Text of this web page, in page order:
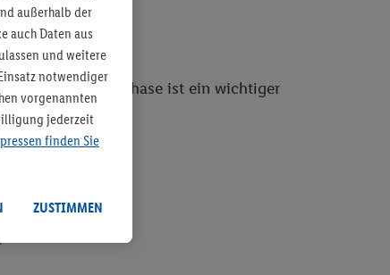
Diese Phase ist ein wichtiger
außerhalb der
auch Daten aus
und weitere
notwendiger
vorgenannten
jederzeit
finden Sie
ZUSTIMMEN